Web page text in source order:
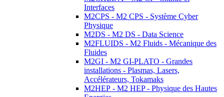
Interfaces
M2CPS - M2 CPS - Système Cyber
Physique
M2DS - M2 DS - Data Science
M2FLUIDS - M2 Fluids - Mécanique des
Fluides
M2GI - M2 GI-PLATO - Grandes
installations - Plasmas, Lasers,
Accélérateurs, Tokamaks
M2HEP - M2 HEP - Physique des Hautes